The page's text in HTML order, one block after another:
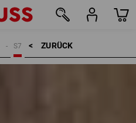
ZURÜCK    >
S7